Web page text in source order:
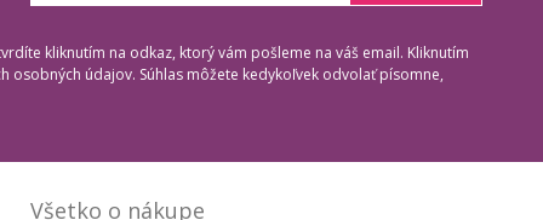
kliknutím na odkaz, ktorý vám pošleme na váš email. Kliknutím
osobných údajov. Súhlas môžete kedykoľvek odvolať písomne,
Všetko o nákupe